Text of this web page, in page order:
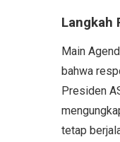
Langkah
Main
bahwa
Presiden
tetap